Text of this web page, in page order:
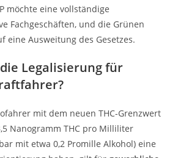
möchte eine vollständige
Fachgeschäften, und die Grünen
eine Ausweitung des Gesetzes.
Legalisierung für
mit dem neuen THC-Grenzwert
Nanogramm THC pro Milliliter
mit etwa 0,2 Promille Alkohol) eine